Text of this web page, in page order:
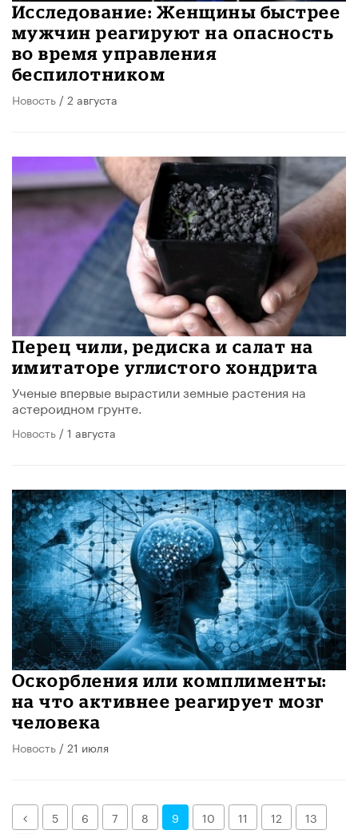
Исследование: ​Женщины быстрее
мужчин реагируют на опасность
во время управления
беспилотником
Новость / 2 августа
Перец чили, редиска и салат на
имитаторе углистого хондрита
Ученые впервые вырастили земные растения на
астероидном грунте.
Новость / 1 августа
Оскорбления или комплименты:
на что активнее реагирует мозг
человека
Новость / 21 июля
Назад
5 6 7 8 9 10 11 12
13